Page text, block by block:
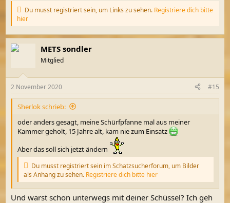
Du musst registriert sein, um Links zu sehen. Registriere dich bitte
hier
METS sondler
Mitglied
2 November 2020 #15
Sherlok schrieb:
oder anders gesagt, meine Schürfpfanne mal aus meiner
Kammer geholt, 15 Jahre alt, kam nie zum Einsatz
Aber das soll sich jetzt ändern
Du musst registriert sein im Schatzsucherforum, um Bilder
als Anhang zu sehen. Registriere dich bitte hier
Und warst schon unterwegs mit deiner Schüssel? Ich geh